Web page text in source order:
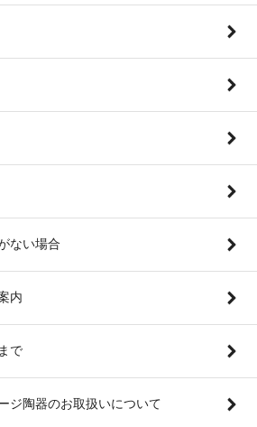
ない場合
内
で
ジ陶器のお取扱いについて